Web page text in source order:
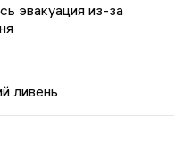
эвакуация из-за
ливень